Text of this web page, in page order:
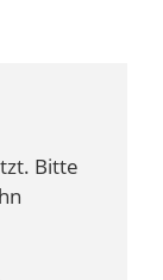
Bitte